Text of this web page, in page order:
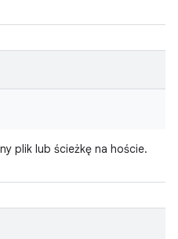
plik lub ścieżkę na hoście.